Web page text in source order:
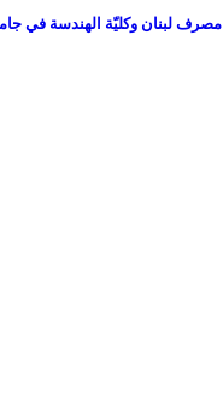
مصرف لبنان وكليّة الهندسة في